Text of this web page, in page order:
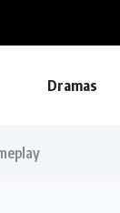
Dramas